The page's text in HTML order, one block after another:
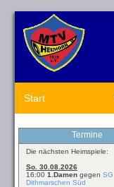
Start
Termine
Die nächsten Heimspiele:
So. 30.08.2026
16:00 1.Damen gegen SG
Dithmarschen Süd